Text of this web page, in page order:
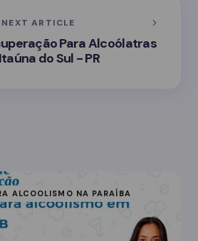
NEXT ARTICLE
Para Alcoólatras
do Sul - PR
ALCOOLISMO NA PARAÍBA